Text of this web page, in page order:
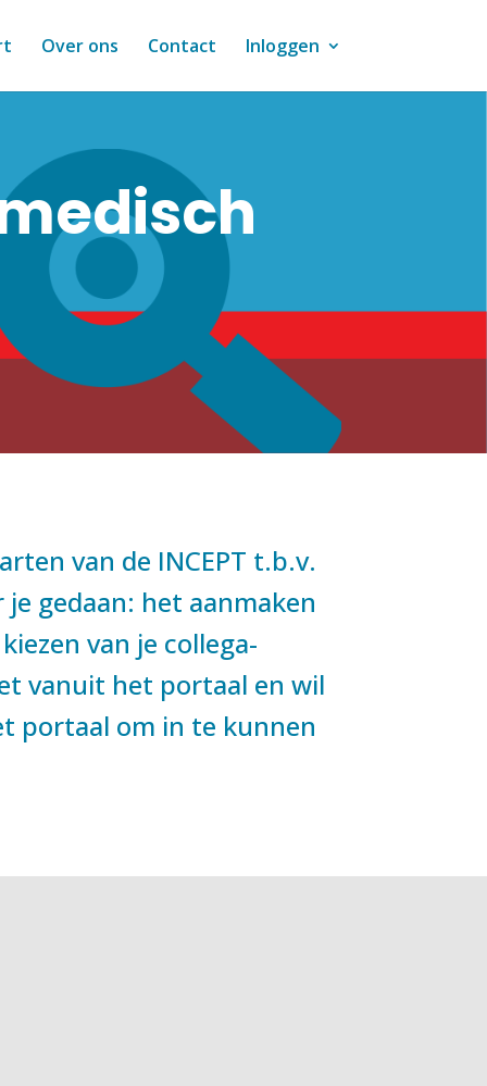
Over ons Contact Inloggen
van de INCEPT t.b.v.
gedaan: het aanmaken
van je collega-
vanuit het portaal en wil
portaal om in te kunnen